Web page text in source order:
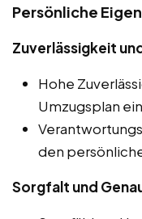
Persönliche
Zuverlässigkeit
Hohe
Umzugsplan
den
Sorgfalt und